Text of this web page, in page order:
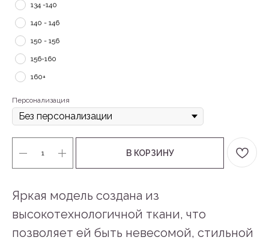
134 -140
140 - 146
150 - 156
156-160
160+
Персонализация
В КОРЗИНУ
Яркая модель создана из
высокотехнологичной ткани, что
позволяет ей быть невесомой, стильной